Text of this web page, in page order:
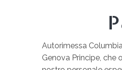
Autorimessa
Genova Principe, che